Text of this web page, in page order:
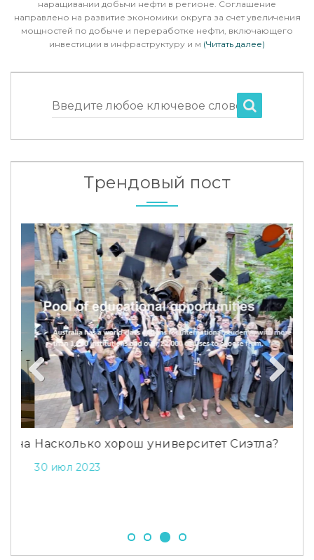
наращивании добычи нефти в регионе. Соглашение
направлено на развитие экономики округа за счет увеличения
мощностей по добыче и переработке нефти, включающего
инвестиции в инфраструктуру и м (Читать далее)
Введите любое ключевое слово
Трендовый пост
Насколько хорош университет Сиэтла?
30 июл 2023
Previous Next